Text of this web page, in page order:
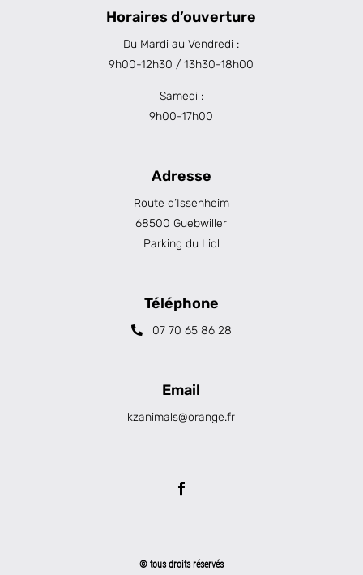
Horaires d’ouverture
Du Mardi au Vendredi :
9h00-12h30 / 13h30-18h00
Samedi :
9h00-17h00
Adresse
Route d’Issenheim
68500 Guebwiller
Parking du Lidl
Téléphone
07 70 65 86 28
Email
kzanimals@orange.fr
© tous droits réservés